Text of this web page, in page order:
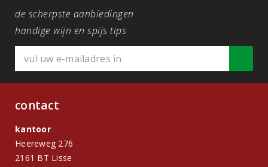
de scherpste aanbiedingen
handige wijn en spijs tips
contact
kantoor
Heereweg 276
2161 BT Lisse